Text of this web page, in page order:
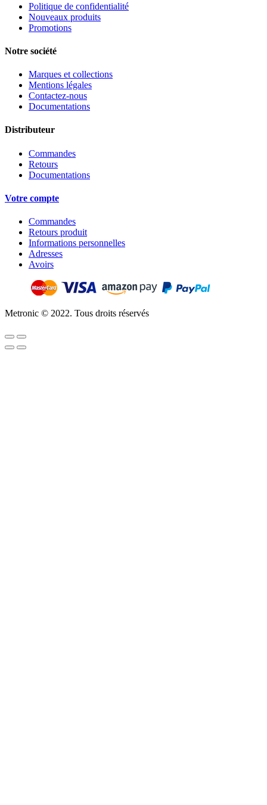
Politique de confidentialité
Nouveaux produits
Promotions
Notre société
Marques et collections
Mentions légales
Contactez-nous
Documentations
Distributeur
Commandes
Retours
Documentations
Votre compte
Commandes
Retours produit
Informations personnelles
Adresses
Avoirs
Metronic © 2022. Tous droits réservés